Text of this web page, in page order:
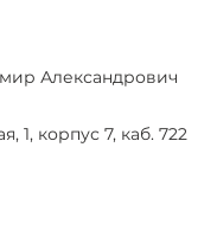
Александрович
1, корпус 7, каб. 722